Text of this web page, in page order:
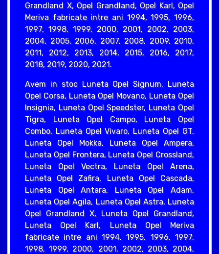
Grandland X, Opel Grandland, Opel Karl, Opel
Meriva fabricate intre ani 1994, 1995, 1996,
1997, 1998, 1999, 2000, 2001, 2002, 2003,
2004, 2005, 2006, 2007, 2008, 2009, 2010,
2011, 2012, 2013, 2014, 2015, 2016, 2017,
2018, 2019, 2020, 2021.
Avem in stoc Luneta Opel Signum, Luneta
Opel Corsa, Luneta Opel Movano, Luneta Opel
Insignia, Luneta Opel Speedster, Luneta Opel
Tigra, Luneta Opel Campo, Luneta Opel
Combo, Luneta Opel Vivaro, Luneta Opel GT,
Luneta Opel Mokka, Luneta Opel Ampera,
Luneta Opel Frontera, Luneta Opel Crossland,
Luneta Opel Vectra, Luneta Opel Arena,
Luneta Opel Zafira, Luneta Opel Cascada,
Luneta Opel Antara, Luneta Opel Adam,
Luneta Opel Agila, Luneta Opel Astra, Luneta
Opel Grandland X, Luneta Opel Grandland,
Luneta Opel Karl, Luneta Opel Meriva
fabricate intre ani 1994, 1995, 1996, 1997,
1998, 1999, 2000, 2001, 2002, 2003, 2004,